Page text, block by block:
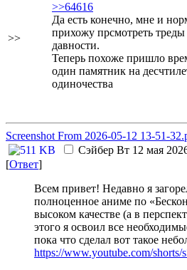
>>
>>64616
Да есть конечно, мне и
прихожу прсмотреть треды
давности.
Теперь похоже пришло
один памятник на
одиночества
Screenshot From 2026-05-12 13-51-
Сэйбер Вт 12 мая
[Ответ]
Всем привет! Недавно я
полноценное аниме по
высоком качестве (а в
этого я освоил все
пока что сделал вот такое
https://www.youtube.com/shorts/